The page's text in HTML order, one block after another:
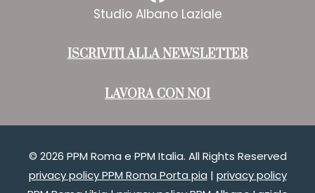
Studio Albano Laziale
ISCRIVITI ALLA NEWSLETTER
LAVORA CON NOI
© 2026 PPM Roma e PPM Italia. All Rights Reserved
privacy policy PPM Roma Porta pia | privacy policy